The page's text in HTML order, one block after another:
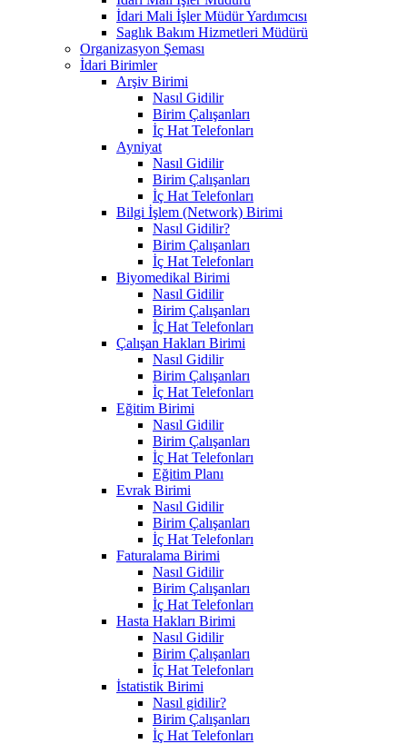
İdari Mali İşler Müdür Yardımcısı
Saglık Bakım Hizmetleri Müdürü
Organizasyon Şeması
İdari Birimler
Arşiv Birimi
Nasıl Gidilir
Birim Çalışanları
İç Hat Telefonları
Ayniyat
Nasıl Gidilir
Birim Çalışanları
İç Hat Telefonları
Bilgi İşlem (Network) Birimi
Nasıl Gidilir?
Birim Çalışanları
İç Hat Telefonları
Biyomedikal Birimi
Nasıl Gidilir
Birim Çalışanları
İç Hat Telefonları
Çalışan Hakları Birimi
Nasıl Gidilir
Birim Çalışanları
İç Hat Telefonları
Eğitim Birimi
Nasıl Gidilir
Birim Çalışanları
İç Hat Telefonları
Eğitim Planı
Evrak Birimi
Nasıl Gidilir
Birim Çalışanları
İç Hat Telefonları
Faturalama Birimi
Nasıl Gidilir
Birim Çalışanları
İç Hat Telefonları
Hasta Hakları Birimi
Nasıl Gidilir
Birim Çalışanları
İç Hat Telefonları
İstatistik Birimi
Nasıl gidilir?
Birim Çalışanları
İç Hat Telefonları